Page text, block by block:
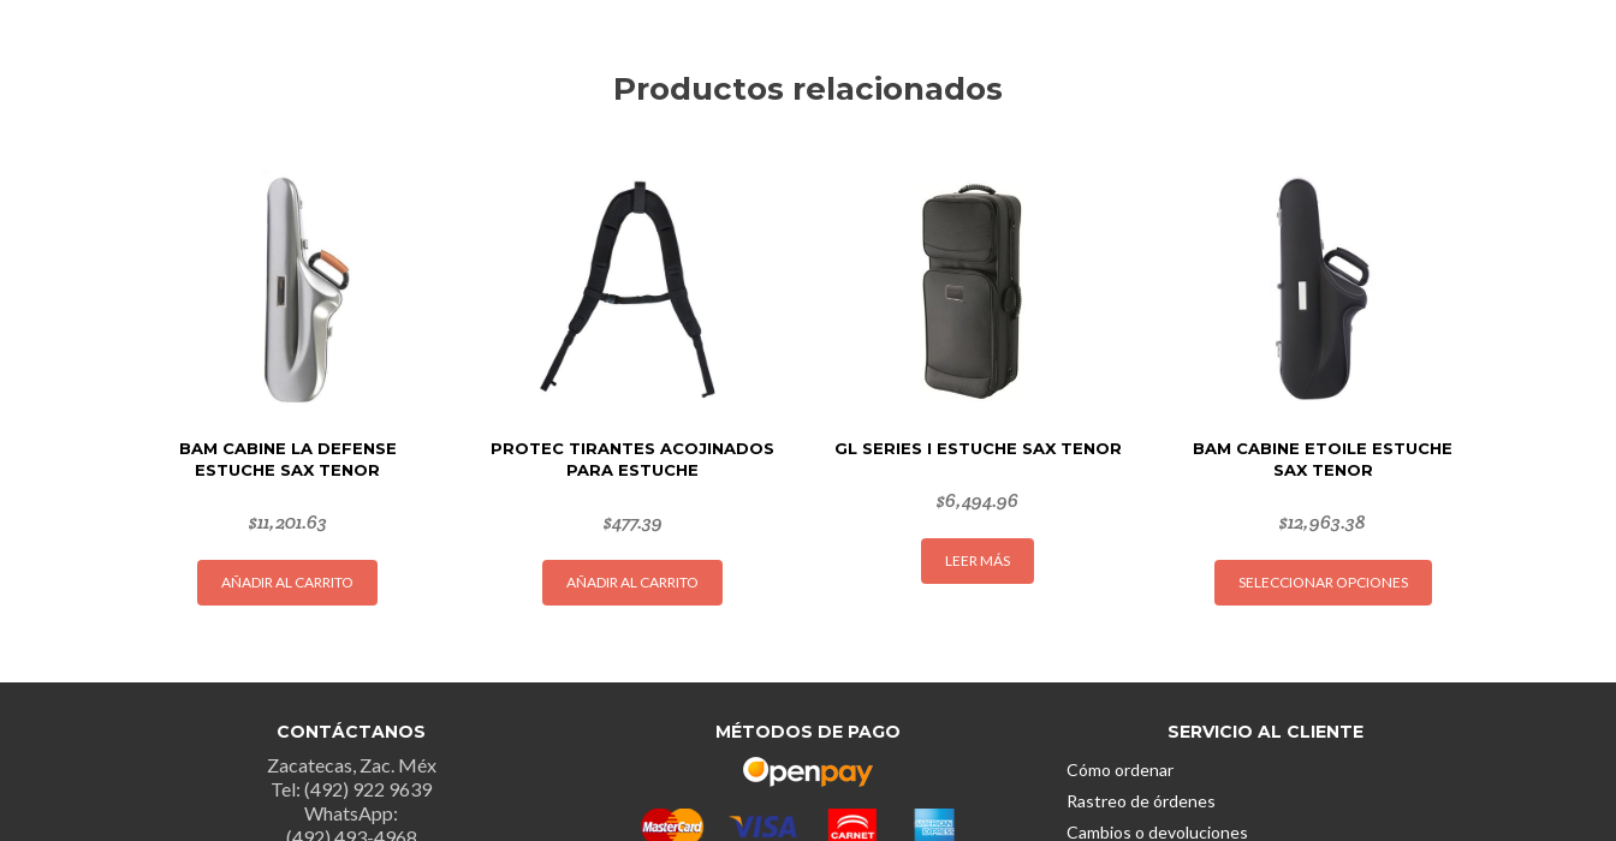
Productos relacionados
BAM CABINE LA DEFENSE
ESTUCHE SAX TENOR
$11,201.63
AÑADIR AL CARRITO
PROTEC TIRANTES ACOJINADOS
PARA ESTUCHE
$477.39
AÑADIR AL CARRITO
GL SERIES I ESTUCHE SAX TENOR
$6,494.96
LEER MÁS
BAM CABINE ETOILE ESTUCHE
SAX TENOR
$12,963.38
SELECCIONAR OPCIONES
Este
CONTÁCTANOS
Zacatecas, Zac. Méx
Tel: (492) 922 9639
WhatsApp:
MÉTODOS DE PAGO SERVICIO AL CLIENTE
Cómo ordenar
Rastreo de órdenes
Cambios o devoluciones